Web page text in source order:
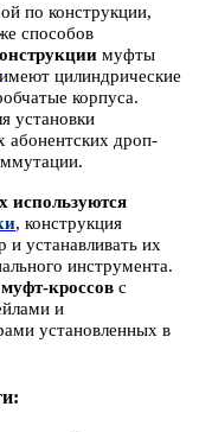
по конструкции,
способов
муфты
имеют цилиндрические
корпуса.
установки
абонентских дроп-
.
используются
, конструкция
устанавливать их
инструмента.
кроссов с
и
установленных в